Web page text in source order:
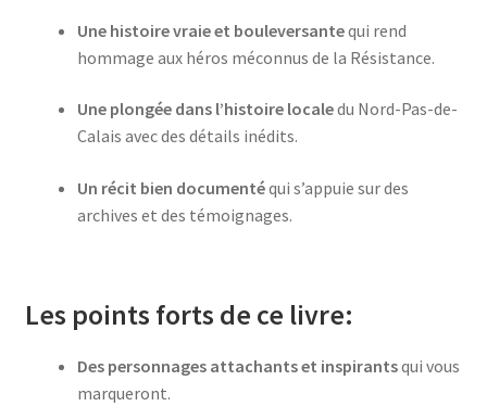
Une histoire vraie et bouleversantequi rend
hommage aux héros méconnus de la Résistance.
Une plongée dans l’histoire localedu Nord-Pas-de-
Calais avec des détails inédits.
Un récit bien documentéqui s’appuie sur des
archives et des témoignages.
Les points forts de ce livre:
Des personnages attachants et inspirantsqui vous
marqueront.